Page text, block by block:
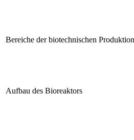
Bereiche der biotechnischen Produktion
Aufbau des Bioreaktors